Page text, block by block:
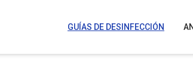
GUÍAS DE DESINFECCIÓN